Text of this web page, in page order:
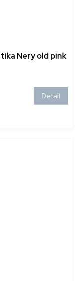
Nery old pink
Detail